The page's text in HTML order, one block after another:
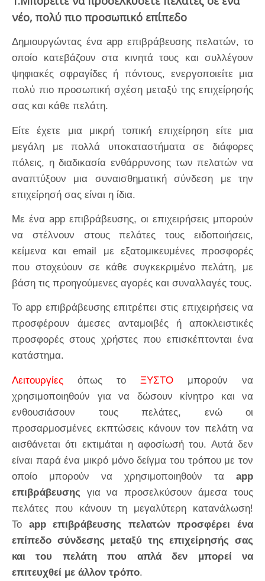
νέο, πολύ πιο προσωπικό επίπεδο
Δημιουργώντας ένα app επιβράβευσης πελατών, το
οποίο κατεβάζουν στα κινητά τους και συλλέγουν
ψηφιακές σφραγίδες ή πόντους, ενεργοποιείτε μια
πολύ πιο προσωπική σχέση μεταξύ της επιχείρησής
σας και κάθε πελάτη.
Είτε έχετε μια μικρή τοπική επιχείρηση είτε μια
μεγάλη με πολλά υποκαταστήματα σε διάφορες
πόλεις, η διαδικασία ενθάρρυνσης των πελατών να
αναπτύξουν μια συναισθηματική σύνδεση με την
επιχείρησή σας είναι η ίδια.
Με ένα app επιβράβευσης, οι επιχειρήσεις μπορούν
να στέλνουν στους πελάτες τους ειδοποιήσεις,
κείμενα και email με εξατομικευμένες προσφορές
που στοχεύουν σε κάθε συγκεκριμένο πελάτη, με
βάση τις προηγούμενες αγορές και συναλλαγές τους.
Το app επιβράβευσης επιτρέπει στις επιχειρήσεις να
προσφέρουν άμεσες ανταμοιβές ή αποκλειστικές
προσφορές στους χρήστες που επισκέπτονται ένα
κατάστημα.
Λειτουργίες όπως το ΞΥΣΤΟ
μπορούν να
χρησιμοποιηθούν για να δώσουν κίνητρο και να
ενθουσιάσουν τους πελάτες, ενώ οι
προσαρμοσμένες εκπτώσεις κάνουν τον πελάτη να
αισθάνεται ότι εκτιμάται η αφοσίωσή του. Αυτά δεν
είναι παρά ένα μικρό μόνο δείγμα του τρόπου με τον
οποίο μπορούν να χρησιμοποιηθούν τα app
επιβράβευσης για να προσελκύσουν άμεσα τους
πελάτες που κάνουν τη μεγαλύτερη κατανάλωση!
Το app επιβράβευσης πελατών προσφέρει ένα
επίπεδο σύνδεσης μεταξύ της επιχείρησής σας
και του πελάτη που απλά δεν μπορεί να
επιτευχθεί με άλλον τρόπο.